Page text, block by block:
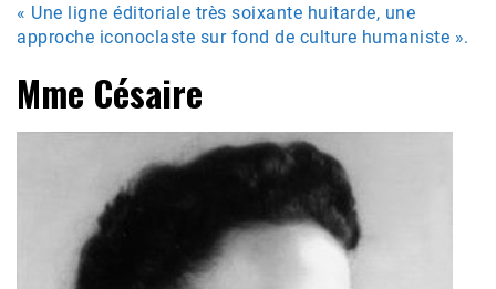
« Une ligne éditoriale très soixante huitarde, une
approche iconoclaste sur fond de culture humaniste ».
Mme Césaire